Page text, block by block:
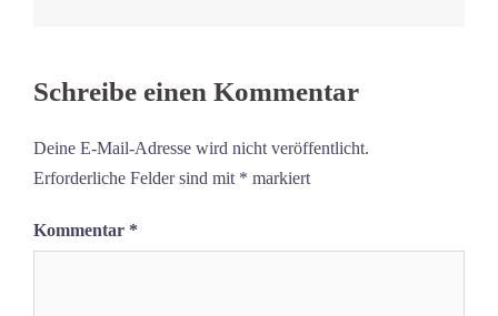
Schreibe einen Kommentar
Deine E-Mail-Adresse wird nicht veröffentlicht.
Erforderliche Felder sind mit * markiert
Kommentar *